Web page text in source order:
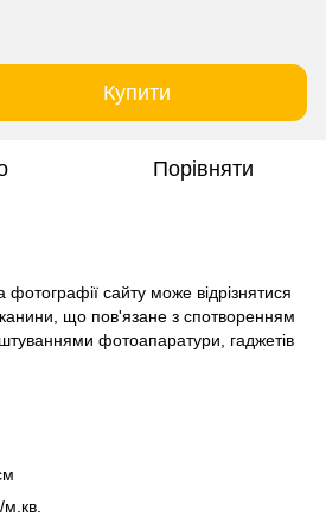
Купити
Порівняти
сайту може відрізнятися
що пов'язане з спотворенням
фотоапаратури, гаджетів
м.кв.